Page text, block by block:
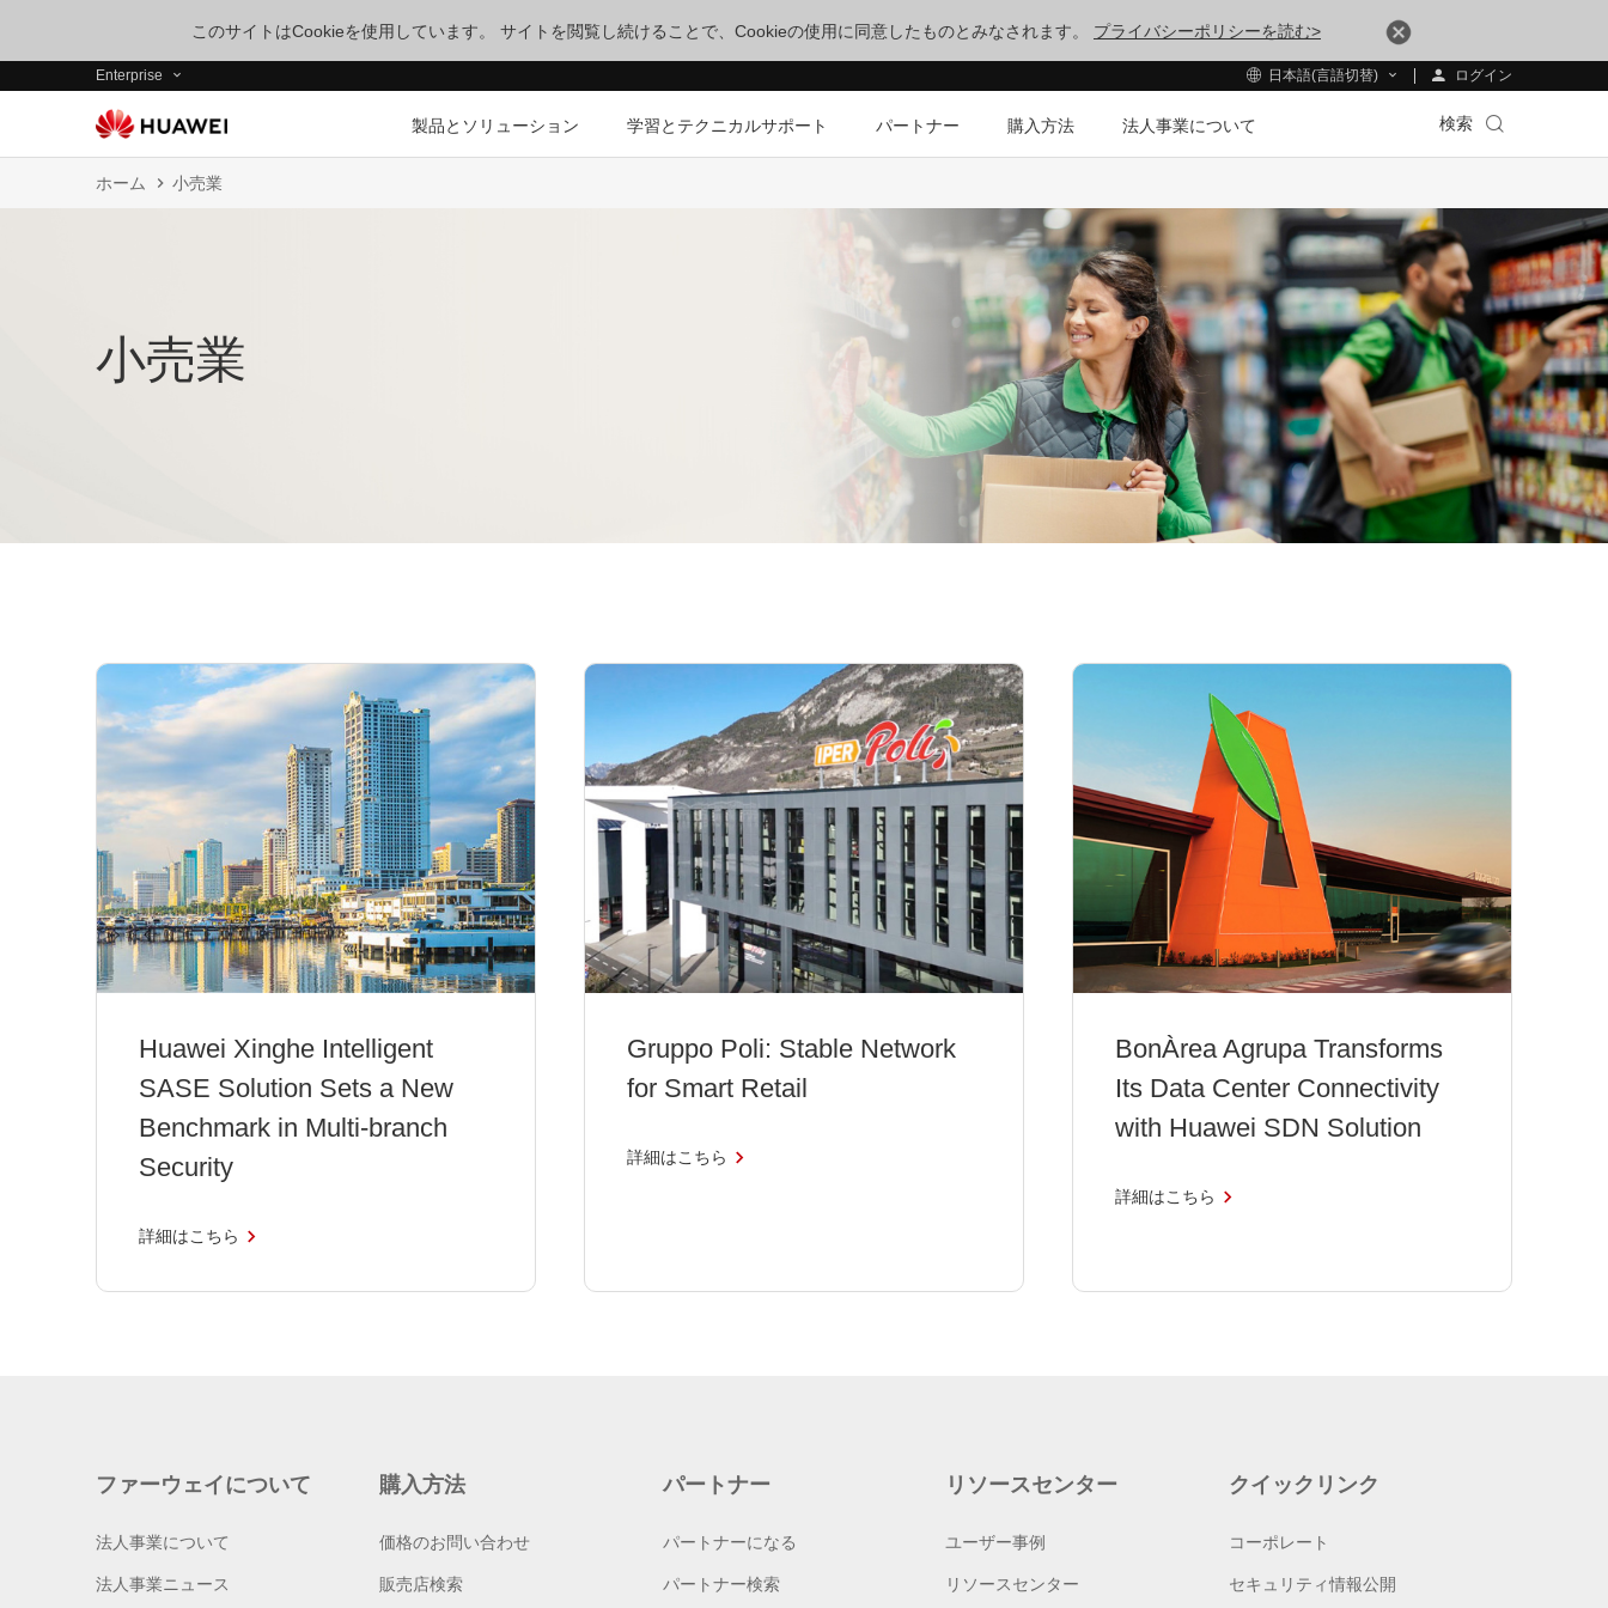
このサイトはCookieを使用しています。 サイトを閲覧し続けることで、Cookieの使用に同意したものとみなされます。 プライバシーポリシーを読む>
Enterprise 日本語(言語切替) ログイン
製品とソリューション 学習とテクニカルサポート パートナー 購入方法 法人事業について 検索
ホーム 小売業
小売業
Huawei Xinghe Intelligent
SASE Solution Sets a New
Benchmark in Multi-branch
Security
詳細はこちら
Gruppo Poli: Stable Network
for Smart Retail
詳細はこちら
BonÀrea Agrupa Transforms
Its Data Center Connectivity
with Huawei SDN Solution
詳細はこちら
ファーウェイについて
法人事業について
法人事業ニュース
購入方法
価格のお問い合わせ
販売店検索
パートナー
パートナーになる
パートナー検索
リソースセンター
ユーザー事例
リソースセンター
クイックリンク
コーポレート
セキュリティ情報公開